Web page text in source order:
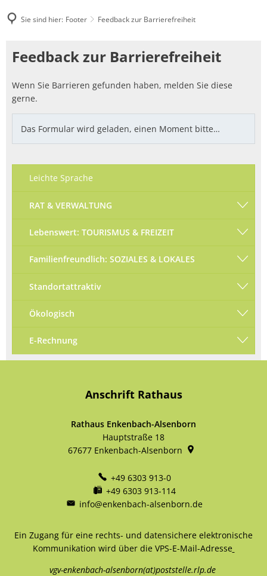
Sie sind hier: Footer Feedback zur Barrierefreiheit
Feedback
Barrierefreiheit
Feedback zur Barrierefreiheit
Wenn Sie Barrieren gefunden haben, melden Sie diese
gerne.
Das Formular wird geladen, einen Moment bitte…
Leichte Sprache
RAT & VERWALTUNG
Lebenswert: TOURISMUS & FREIZEIT
Familienfreundlich: SOZIALES & LOKALES
Standortattraktiv
Ökologisch
E-Rechnung
Anschrift Rathaus
Rathaus Enkenbach-Alsenborn
Hauptstraße 18
67677 Enkenbach-Alsenborn
+49 6303 913-0
+49 6303 913-114
info@enkenbach-alsenborn.de
Ein Zugang für eine rechts- und datensichere elektronische
Kommunikation wird über die VPS-E-Mail-Adresse
vgv-enkenbach-alsenborn(at)poststelle.rlp.de